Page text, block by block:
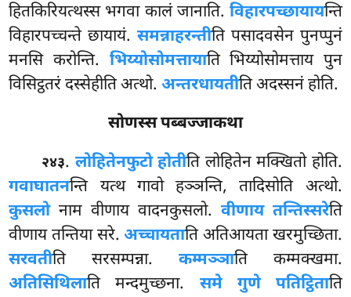
हितकिरियत्थस्स भगवा कालं जानाति. विहारपच्छायायन्ति
विहारपच्चन्ते छायायं. समन्नाहरन्तीति पसादवसेन पुनप्पुनं
मनसि करोन्ति. भिय्योसोमत्तायाति भिय्योसोमत्ताय पुन
विसिट्ठतरं दस्सेहीति अत्थो.अन्तरधायतीति अदस्सनं होति.
सोणस्स पब्बज्जाकथा
२४३. लोहितेनफुटो होतीति लोहितेन मक्खितो होति.
गवाघातनन्ति यत्थ गावो हञ्ञन्ति, तादिसोति अत्थो.
कुसलोनाम वीणाय वादनकुसलो. वीणाय तन्तिस्सरेति
वीणाय तन्तिया सरे.अच्चायताति अतिआयता खरमुच्छिता.
सरवतीति सरसम्पन्ना. कम्मञ्ञाति कम्मक्खमा.
अतिसिथिलाति मन्दमुच्छना. समे गुणे पतिट्ठिताति